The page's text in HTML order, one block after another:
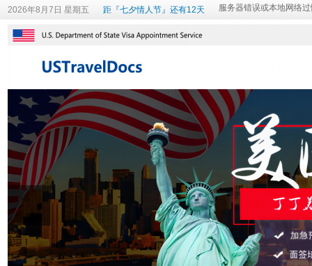
2026年8月7日 星期五 距『七夕情人节』还有12天